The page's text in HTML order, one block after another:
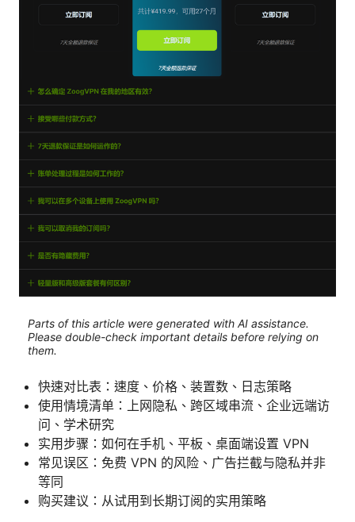
Parts of this article were generated with AI assistance.
Please double-check important details before relying on
them.
快速对比表：速度、价格、装置数、日志策略
使用情境清单：上网隐私、跨区域串流、企业远端访
问、学术研究
实用步骤：如何在手机、平板、桌面端设置 VPN
常见误区：免费 VPN 的风险、广告拦截与隐私并非
等同
购买建议：从试用到长期订阅的实用策略